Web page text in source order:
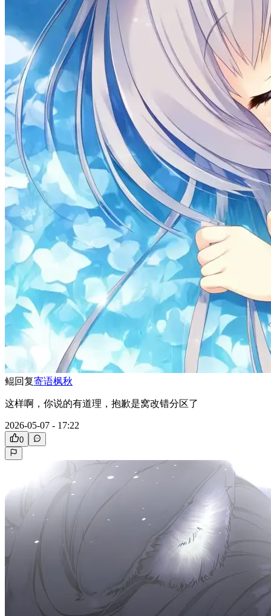
鲲回复寄语枫秋
这样啊，你说的有道理，抱歉是窝改错分区了
2026-05-07 - 17:22
0